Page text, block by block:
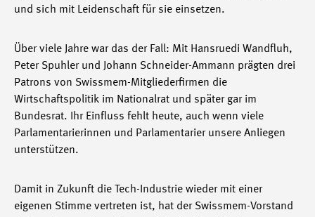
und sich mit Leidenschaft für sie einsetzen.
Über viele Jahre war das der Fall: Mit Hansruedi Wandfluh,
Peter Spuhler und Johann Schneider-Ammann prägten drei
Patrons von Swissmem-Mitgliederfirmen die
Wirtschaftspolitik im Nationalrat und später gar im
Bundesrat. Ihr Einfluss fehlt heute, auch wenn viele
Parlamentarierinnen und Parlamentarier unsere Anliegen
unterstützen.
Damit in Zukunft die Tech-Industrie wieder mit einer
eigenen Stimme vertreten ist, hat der Swissmem-Vorstand